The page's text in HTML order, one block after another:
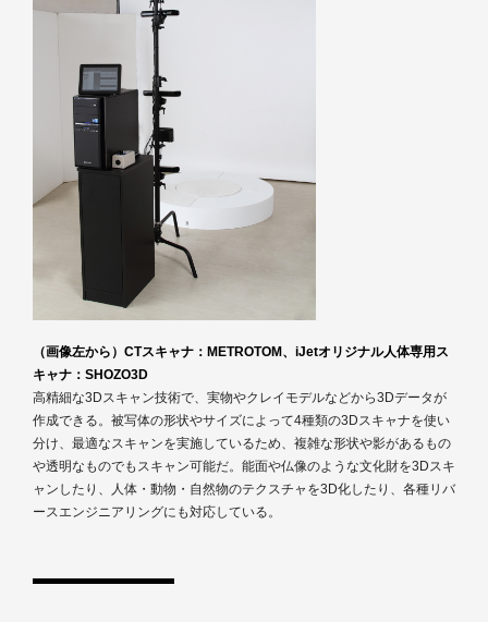
（画像左から）CTスキャナ：METROTOM、iJetオリジナル人体専用ス
キャナ：SHOZO3D
高精細な3Dスキャン技術で、実物やクレイモデルなどから3Dデータが
作成できる。被写体の形状やサイズによって4種類の3Dスキャナを使い
分け、最適なスキャンを実施しているため、複雑な形状や影があるもの
や透明なものでもスキャン可能だ。能面や仏像のような文化財を3Dスキ
ャンしたり、人体・動物・自然物のテクスチャを3D化したり、各種リバ
ースエンジニアリングにも対応している。